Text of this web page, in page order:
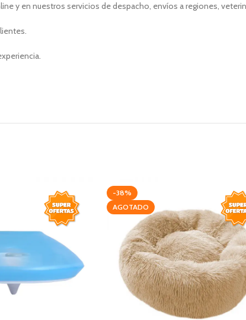
y en nuestros servicios de despacho, envíos a regiones,
-38%
AGOTADO